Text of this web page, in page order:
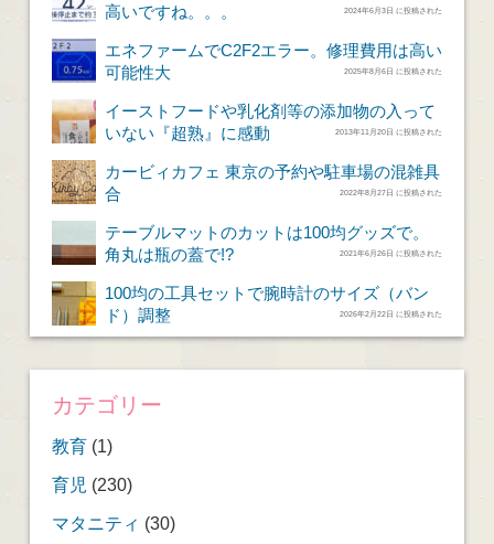
高いですね。。。
2024年6月3日 に投稿された
エネファームでC2F2エラー。修理費用は高い
可能性大
2025年8月6日 に投稿された
イーストフードや乳化剤等の添加物の入って
いない『超熟』に感動
2013年11月20日 に投稿された
カービィカフェ 東京の予約や駐車場の混雑具
合
2022年8月27日 に投稿された
テーブルマットのカットは100均グッズで。
角丸は瓶の蓋で!?
2021年6月26日 に投稿された
100均の工具セットで腕時計のサイズ（バン
ド）調整
2026年2月22日 に投稿された
カテゴリー
教育(1)
育児 (230)
マタニティ (30)